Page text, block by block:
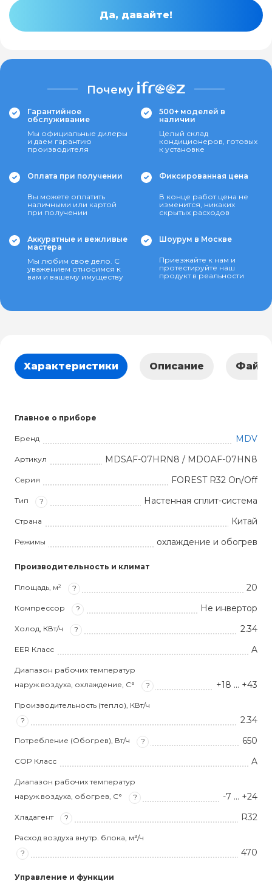
Да, давайте!
Почему
Гарантийное
обслуживание
Мы официальные дилеры
и даем гарантию
производителя
500+ моделей в
наличии
Целый склад
кондиционеров, готовых
к установке
Оплата при получении
Вы можете оплатить
наличными или картой
при получении
Фиксированная цена
В конце работ цена не
изменится, никаких
скрытых расходов
Аккуратные и вежливые
мастера
Мы любим свое дело. С
уважением относимся к
вам и вашему имуществу
Шоурум в Москве
Приезжайте к нам и
протестируйте наш
продукт в реальности
Характеристики Описание
Главное о приборе
Бренд MDV
Артикул MDSAF-07HRN8 / MDOAF-07HN8
Серия FOREST R32 On/Off
Тип ? Настенная сплит-система
Страна Китай
Режимы охлаждение и обогрев
Производительность и климат
Площадь, м² ? 20
Компрессор ? Не инвертор
Холод, КВт/ч ? 2.34
EER Класс A
Диапазон рабочих температур
наруж.воздуха, охлаждение, С°
? +18 … +43
Производительность (тепло), КВт/ч
?
2.34
Потребление (Обогрев), Вт/ч ? 650
COP Класс A
Диапазон рабочих температур
наруж.воздуха, обогрев, С°
? -7 … +24
Хладагент ? R32
Расход воздуха внутр. блока, м³/ч
?
470
Управление и функции